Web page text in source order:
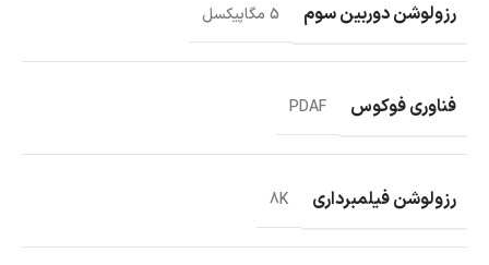
رزولوشن دوربین سوم 5 مگاپیکسل
فناوری فوکوس PDAF
رزولوشن فیلمبرداری 8K